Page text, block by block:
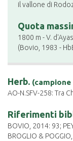
il vallone di
Quota
1800 m - V.
(Bovio, 1983 -
Herb.
AO-N.SFV-258: Tra
Riferimenti
BOVIO, 2014: 93;
BROGLIO &